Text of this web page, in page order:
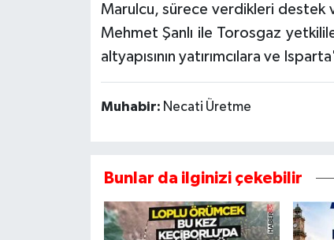
Marulcu, sürece verdikleri destek
Mehmet Şanlı ile Torosgaz
altyapısının yatırımcılara ve
Muhabir: Necati Üretme
Bunlar da ilginizi çekebilir